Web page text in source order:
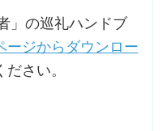
」の巡礼ハンドブ
ージからダウンロー
さい。